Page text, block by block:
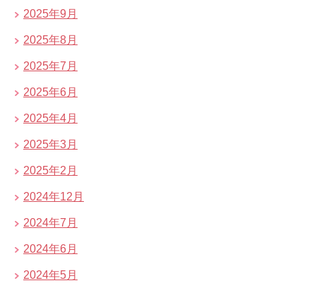
2025年9月
2025年8月
2025年7月
2025年6月
2025年4月
2025年3月
2025年2月
2024年12月
2024年7月
2024年6月
2024年5月